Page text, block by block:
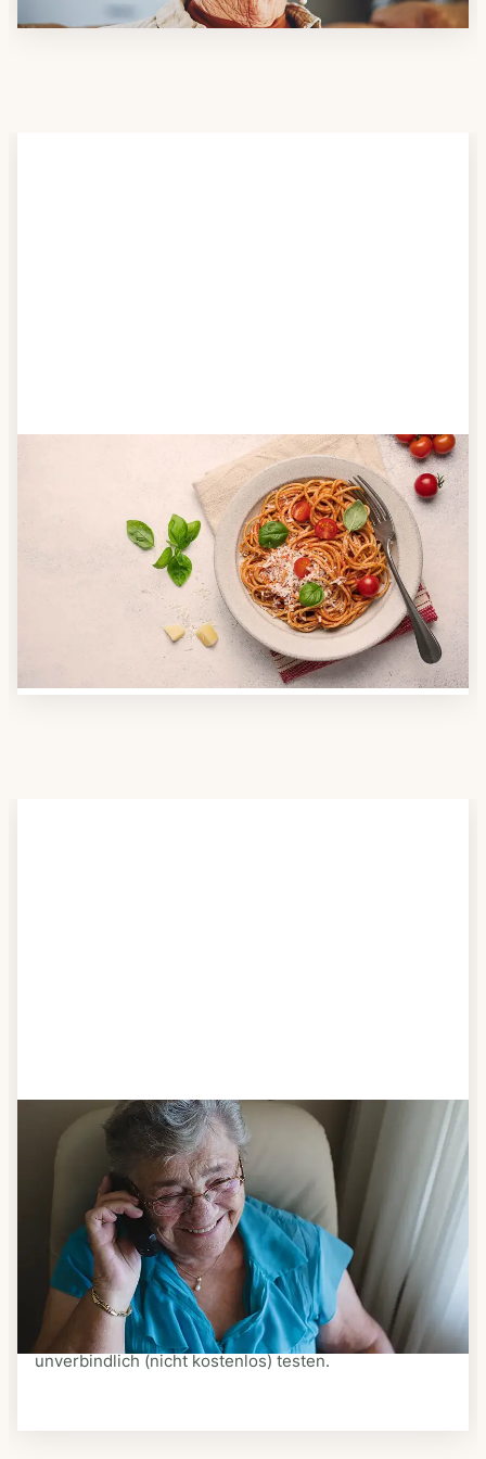
Anbieter finden
Nutzen Sie unsere große Mahlzeiten-Dienst-Suche,
um herauszufinden, welche Anbieter es in Ihrer
Region gibt und welcher am besten zu Ihnen passt.
Verschaffen Sie sich auch einen Überblick über die
Essen auf Rädern-Kosten.
Schritt 3
Bestellen & liefern lassen
Suchen Sie sich aus dem Speiseplan Ihres Anbieters
aus, was Ihnen schmeckt. Bestellen Sie telefonisch,
schriftlich oder im Online-Shop Ihres Anbieters.
Ein Kurier liefert Ihnen das bestellte Essen zum
vereinbarten Zeitpunkt nach Hause. Bei vielen
Anbietern können Sie Essen auf Rädern auch
unverbindlich (nicht kostenlos) testen.